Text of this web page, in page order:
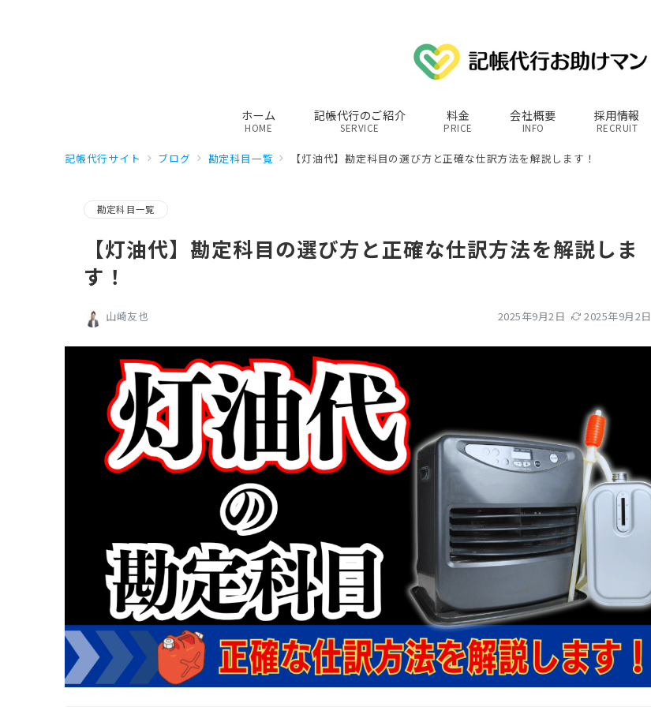
ホーム
HOME
記帳代行のご紹介
SERVICE
料金
PRICE
会社概要
INFO
採用情報
RECRUIT
記帳代行サイト ブログ 勘定科目一覧 【灯油代】勘定科目の選び方と正確な仕訳方法を解説します！
勘定科目一覧
【灯油代】勘定科目の選び方と正確な仕訳方法を解説しま
す！
2025年9月2日 2025年9月2日
山崎友也